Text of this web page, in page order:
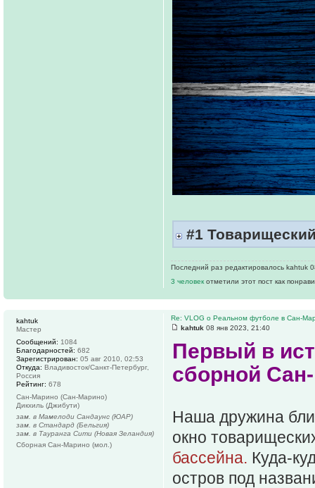
#1
Последний раз редактировалось kahtuk
3 человек отметили этот пост как
Re: VLOG о Реальном футболе в Сан-
kahtuk 08 янв 2023, 21:40
Первый в
сборной
Наша дружина
окно
бассейна. Куда-
остров под
kahtuk
Мастер
Сообщений: 1084
Благодарностей: 682
Зарегистрирован: 05 авг 2010, 02:53
Откуда: Владивосток/Санкт-Петербург,
Россия
Рейтинг: 678
Сан-Марино (Сан-Марино)
Дикхиль (Джибути)
зам. в Мамелоди Сандаунс (ЮАР)
зам. в Стандард (Бельгия)
зам. в Тауранга Сити (Новая Зеландия)
Сборная Сан-Марино (мол.)